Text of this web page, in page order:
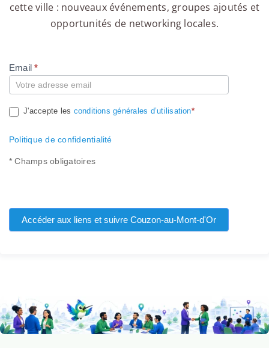
cette ville : nouveaux événements, groupes ajoutés et
opportunités de networking locales.
Compte
Email*
J'accepte les conditions générales d’utilisation*
Politique de confidentialité
* Champs obligatoires
Accéder aux liens et suivre Couzon-au-Mont-d'Or